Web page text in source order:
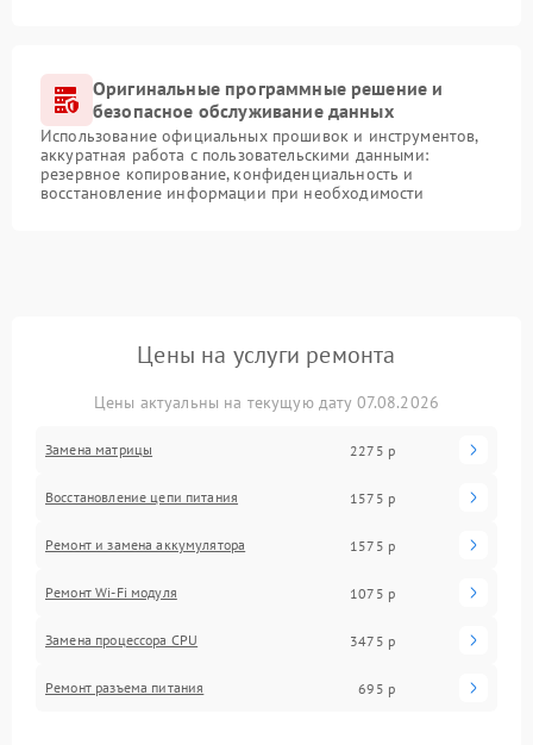
Оригинальные программные решение и
безопасное обслуживание данных
Использование официальных прошивок и инструментов,
аккуратная работа с пользовательскими данными:
резервное копирование, конфиденциальность и
восстановление информации при необходимости
Цены на услуги ремонта
Цены актуальны на текущую дату 07.08.2026
Замена матрицы 2275 р
Восстановление цепи питания 1575 р
Ремонт и замена аккумулятора 1575 р
Ремонт Wi-Fi модуля 1075 р
Замена процессора CPU 3475 р
Ремонт разъема питания 695 р